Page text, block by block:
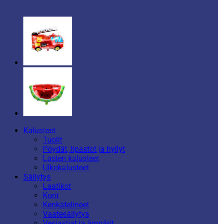
Kalusteet
Tuolit
Pöydät, lipastot ja hyllyt
Lasten kalusteet
Ulkokalusteet
Säilytys
Laatikot
Korit
Kenkätelineet
Vaatesäilytys